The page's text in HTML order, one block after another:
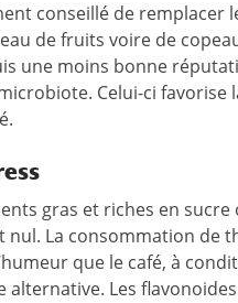
conseillé de remplacer
de fruits voire de
une moins bonne
Celui-ci
gras et riches en
La consommation de
que le café, à
Les